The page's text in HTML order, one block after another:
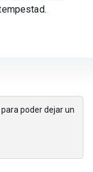
poder dejar un